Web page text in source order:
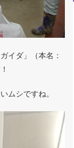
イダ」（本名：
ムシですね。